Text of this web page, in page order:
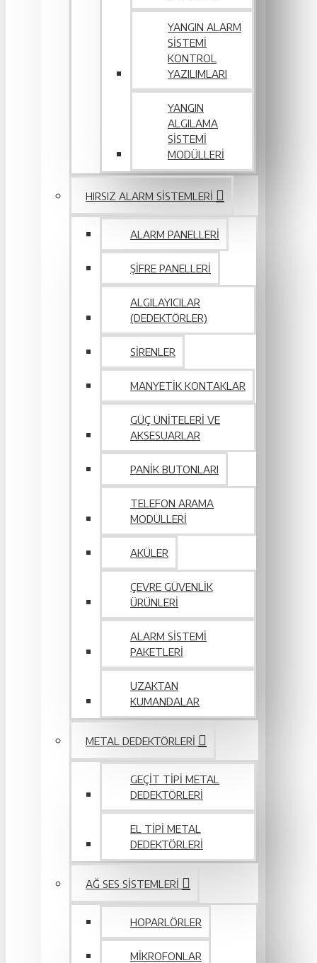
YANGIN ALARM
SISTEMI
KONTROL
YAZILIMLARI
YANGIN
ALGILAMA
SISTEMI
MODÜLLERI
HIRSIZ ALARM SISTEMLERI
ALARM PANELLERI
ŞIFRE PANELLERI
ALGILAYICILAR
(DEDEKTÖRLER)
SIRENLER
MANYETIK KONTAKLAR
GÜÇ ÜNITELERI VE
AKSESUARLAR
PANIK BUTONLARI
TELEFON ARAMA
MODÜLLERI
AKÜLER
ÇEVRE GÜVENLIK
ÜRÜNLERI
ALARM SISTEMI
PAKETLERI
UZAKTAN
KUMANDALAR
METAL DEDEKTÖRLERI
GEÇIT TIPI METAL
DEDEKTÖRLERI
EL TIPI METAL
DEDEKTÖRLERI
AĞ SES SISTEMLERI
HOPARLÖRLER
MIKROFONLAR